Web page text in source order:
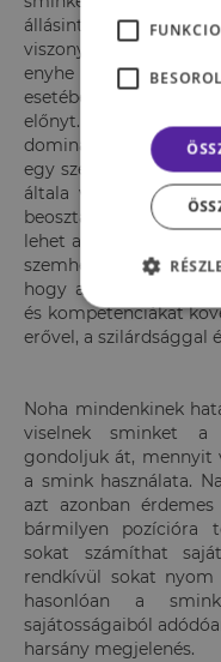
állásinterjú
viszonylag alacsony
enyhe szemhéjpúdert
esetében azonban
előnyt. Első esetben
dominancia
egy személy akkor, ha
általa vágyott
beosztásra pályázó
lehet a mélylila rúzs,
szemhéjtus
hogy a magas
és kompetenciákat
erővel, a szilárdsággal
Noha mindenkinek
viselnek sminket a
gondoljuk át, mennyit
a smink használata.
azt azonban
bármilyen pozícióra
sokat számíthat
rendkívül sokat
hasonlóan a
sajátosságaiból
harsány megjelenés.